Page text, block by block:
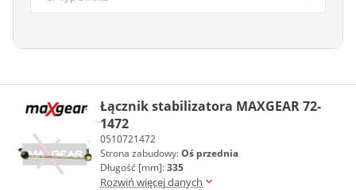
Łącznik stabilizatora MAXGEAR 72-
1472
0510721472
Strona zabudowy:Oś przednia
Długość [mm]:335
Rozwiń więcej danych